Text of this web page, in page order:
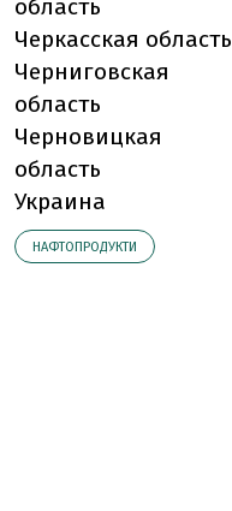
область
Черкасская область
Черниговская
область
Черновицкая
область
Украина
НАФТОПРОДУКТИ